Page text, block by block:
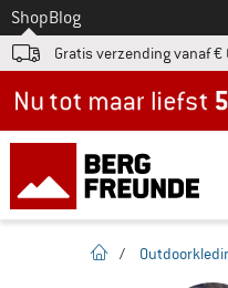
Naar
ShopBlog
Gratis verzending vanaf €
Startpagina
/